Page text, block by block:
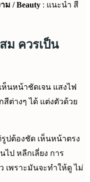
/ Beauty : แนะนำ สี
ม ควรเป็น
นหน้าชัดเจน แสงไฟ
ต่างๆ ได้ แต่งตัวด้วย
ปต้องชัด เห็นหน้าตรง
ป หลีกเลี่ยง การ
เพราะมันจะทำให้ดู ไม่